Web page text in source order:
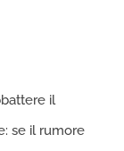
il
se il rumore